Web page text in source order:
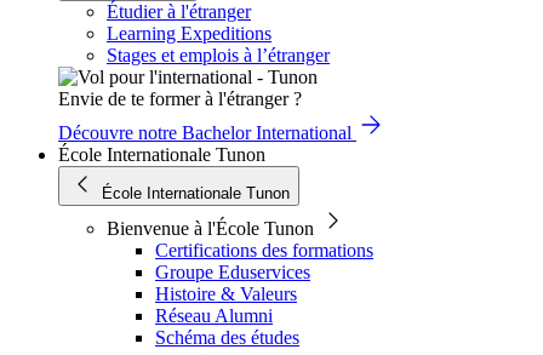
Étudier à l'étranger
Learning Expeditions
Stages et emplois à l’étranger
Envie de te former à l'étranger ?
Découvre notre Bachelor International
École Internationale Tunon
École Internationale Tunon
Bienvenue à l'École Tunon
Certifications des formations
Groupe Eduservices
Histoire & Valeurs
Réseau Alumni
Schéma des études